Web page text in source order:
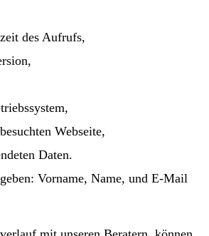
des Aufrufs,
Webseite,
Daten.
Vorname, Name, und E-Mail